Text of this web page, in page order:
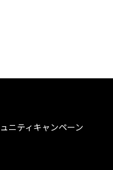
ニティ キャンペーン